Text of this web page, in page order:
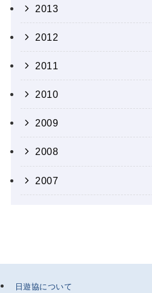
2013
2012
2011
2010
2009
2008
2007
日遊協について